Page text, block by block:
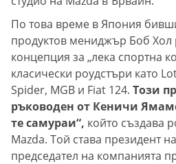
По това време в Япония
продуктов мениджър Боб Хол
концепция за „лека спортна
класически роудстъри като
Spider, MGB и Fiat 124. Този
ръководен от Кеничи
те самураи“, който създава
Mazda. Той става президент
председател на компанията